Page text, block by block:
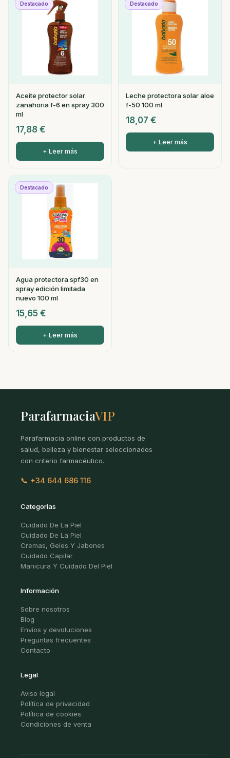
Destacado
Aceite protector solar
zanahoria f-6 en spray 300
ml
17,88 €
+ Leer más
Destacado
Leche protectora solar aloe
f-50 100 ml
18,07 €
+ Leer más
Destacado
Agua protectora spf30 en
spray edición limitada
nuevo 100 ml
15,65 €
+ Leer más
ParafarmaciaVIP
Parafarmacia online con productos de
salud, belleza y bienestar seleccionados
con criterio farmacéutico.
📞 +34 644 686 116
Categorías
Cuidado De La Piel
Cuidado De La Piel
Cremas, Geles Y Jabones
Cuidado Capilar
Manicura Y Cuidado Del Piel
Información
Sobre nosotros
Blog
Envíos y devoluciones
Preguntas frecuentes
Contacto
Legal
Aviso legal
Política de privacidad
Política de cookies
Condiciones de venta